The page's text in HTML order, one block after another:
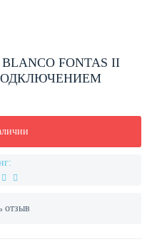
FONTAS II
отзыв